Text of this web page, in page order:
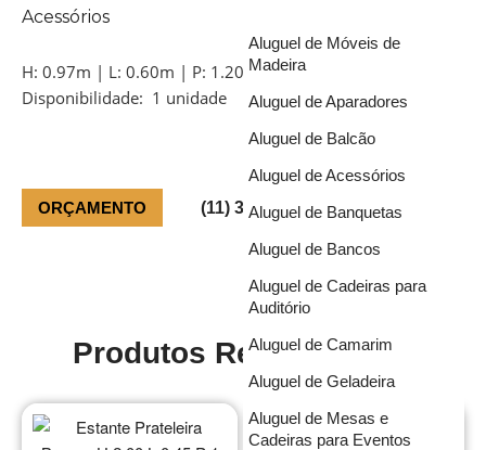
Aluguel de Móveis de
Madeira
Aluguel de Aparadores
Aluguel de Balcão
Aluguel de Acessórios
Aluguel de Banquetas
Aluguel de Bancos
Aluguel de Cadeiras para
Auditório
Aluguel de Camarim
Aluguel de Geladeira
Aluguel de Mesas e
Cadeiras para Eventos
Acessórios
H: 0.97m | L: 0.60m | P: 1.20m
Disponibilidade: 1 unidade
ORÇAMENTO (11) 3981-3151
Produtos Relacionados